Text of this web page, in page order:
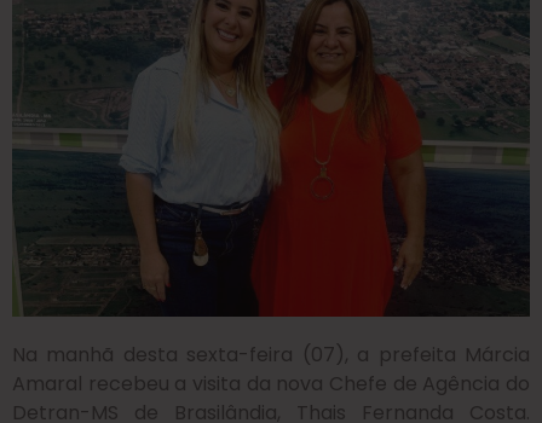
Na manhã desta sexta-feira (07), a prefeita Márcia
Amaral recebeu a visita da nova Chefe de Agência do
Detran-MS de Brasilândia, Thais Fernanda Costa.